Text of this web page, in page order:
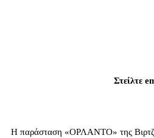
Στείλτε
Η παράσταση «ΟΡΛΑΝΤΟ» της